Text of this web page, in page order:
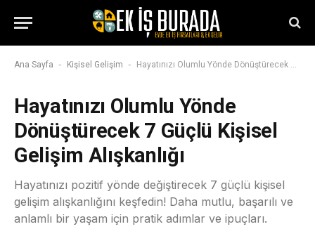
Ana Sayfa - Kişisel Gelişim - Hayatınızı Olumlu Yönde Dönüştürecek 7 Güçlü Kişisel Gelişim Alışkanlığı
Hayatınızı Olumlu Yönde
Dönüştürecek 7 Güçlü Kişisel
Gelişim Alışkanlığı
Hayatınızı pozitif yönde değiştirecek 7 güçlü kişisel
gelişim alışkanlığını keşfedin! Daha mutlu, başarılı ve
anlamlı bir yaşam için pratik adımlar ve ipuçları.